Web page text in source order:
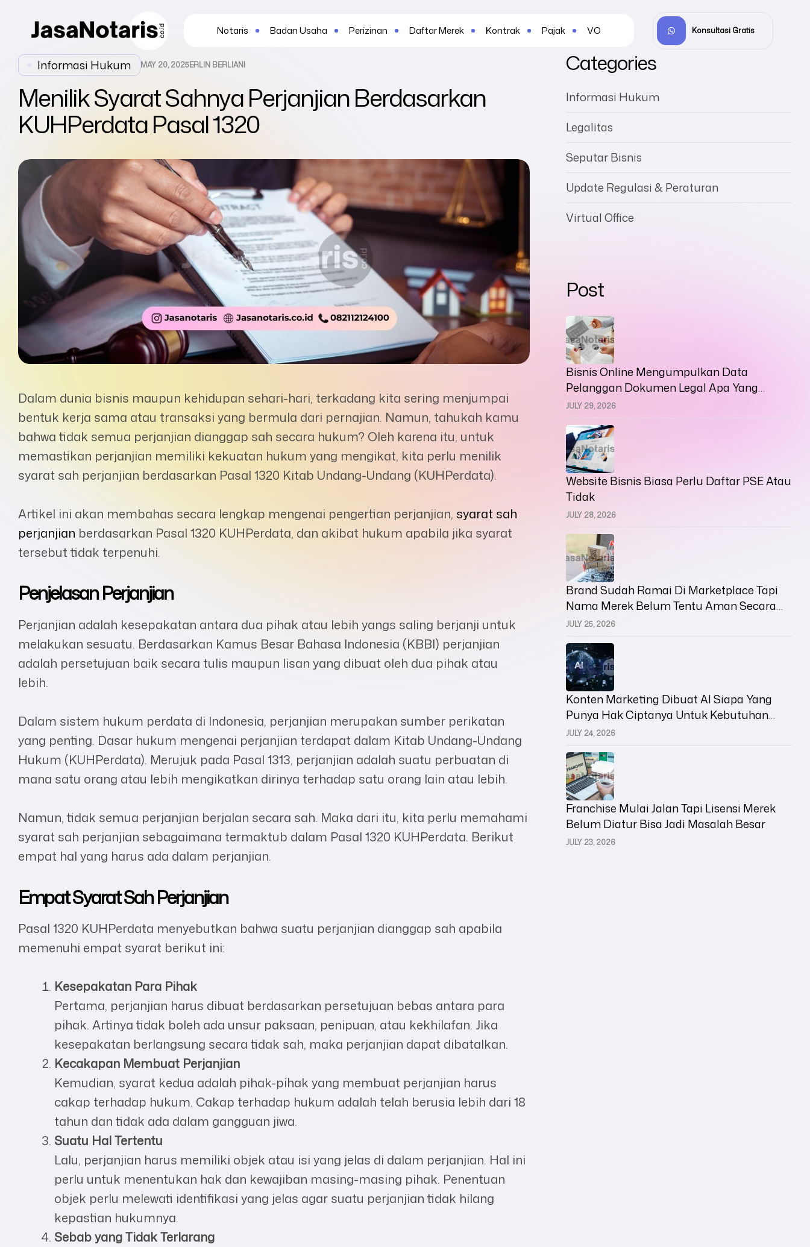
Notaris Badan Usaha Perizinan Daftar Merek Kontrak Pajak VO Konsultasi Gratis
Informasi Hukum MAY 20, 2025ERLIN BERLIANI
Menilik Syarat Sahnya Perjanjian Berdasarkan
KUHPerdata Pasal 1320
Dalam dunia bisnis maupun kehidupan sehari-hari, terkadang kita sering menjumpai
bentuk kerja sama atau transaksi yang bermula dari pernajian. Namun, tahukah kamu
bahwa tidak semua perjanjian dianggap sah secara hukum? Oleh karena itu, untuk
memastikan perjanjian memiliki kekuatan hukum yang mengikat, kita perlu menilik
syarat sah perjanjian berdasarkan Pasal 1320 Kitab Undang-Undang (KUHPerdata).
Artikel ini akan membahas secara lengkap mengenai pengertian perjanjian, syarat sah
perjanjian berdasarkan Pasal 1320 KUHPerdata, dan akibat hukum apabila jika syarat
tersebut tidak terpenuhi.
Penjelasan Perjanjian
Perjanjian adalah kesepakatan antara dua pihak atau lebih yangs saling berjanji untuk
melakukan sesuatu. Berdasarkan Kamus Besar Bahasa Indonesia (KBBI) perjanjian
adalah persetujuan baik secara tulis maupun lisan yang dibuat oleh dua pihak atau
lebih.
Dalam sistem hukum perdata di Indonesia, perjanjian merupakan sumber perikatan
yang penting. Dasar hukum mengenai perjanjian terdapat dalam Kitab Undang-Undang
Hukum (KUHPerdata). Merujuk pada Pasal 1313, perjanjian adalah suatu perbuatan di
mana satu orang atau lebih mengikatkan dirinya terhadap satu orang lain atau lebih.
Namun, tidak semua perjanjian berjalan secara sah. Maka dari itu, kita perlu memahami
syarat sah perjanjian sebagaimana termaktub dalam Pasal 1320 KUHPerdata. Berikut
empat hal yang harus ada dalam perjanjian.
Empat Syarat Sah Perjanjian
Pasal 1320 KUHPerdata menyebutkan bahwa suatu perjanjian dianggap sah apabila
memenuhi empat syarat berikut ini:
Kesepakatan Para Pihak
Pertama, perjanjian harus dibuat berdasarkan persetujuan bebas antara para
pihak. Artinya tidak boleh ada unsur paksaan, penipuan, atau kekhilafan. Jika
kesepakatan berlangsung secara tidak sah, maka perjanjian dapat dibatalkan.
Kecakapan Membuat Perjanjian
Kemudian, syarat kedua adalah pihak-pihak yang membuat perjanjian harus
cakap terhadap hukum. Cakap terhadap hukum adalah telah berusia lebih dari 18
tahun dan tidak ada dalam gangguan jiwa.
Suatu Hal Tertentu
Lalu, perjanjian harus memiliki objek atau isi yang jelas di dalam perjanjian. Hal ini
perlu untuk menentukan hak dan kewajiban masing-masing pihak. Penentuan
objek perlu melewati identifikasi yang jelas agar suatu perjanjian tidak hilang
kepastian hukumnya.
Sebab yang Tidak Terlarang
Categories
Informasi Hukum
Legalitas
Seputar Bisnis
Update Regulasi & Peraturan
Virtual Office
Post
JULY 29, 2026
Bisnis Online Mengumpulkan Data
Pelanggan Dokumen Legal Apa Yang
Harus Disiapkan
JULY 28, 2026
Website Bisnis Biasa Perlu Daftar PSE Atau
Tidak
JULY 25, 2026
Brand Sudah Ramai Di Marketplace Tapi
Nama Merek Belum Tentu Aman Secara
Hukum
JULY 24, 2026
Konten Marketing Dibuat AI Siapa Yang
Punya Hak Ciptanya Untuk Kebutuhan
Bisnis
JULY 23, 2026
Franchise Mulai Jalan Tapi Lisensi Merek
Belum Diatur Bisa Jadi Masalah Besar